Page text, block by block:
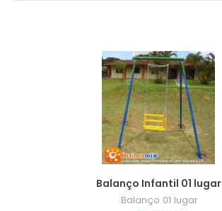
GANGORRA PARA CÃES
OBSTÁCULO DE SALTO PARA CÃES
OBSTÁCULOS EM PNEU PARA CÃES
TÚNEL ADESTRAR CACHORROS
Balanço Infantil 01 lugar
Balanço 01 lugar